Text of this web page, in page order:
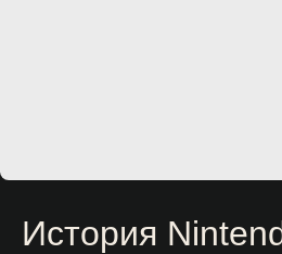
История